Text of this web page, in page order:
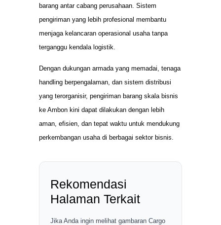
barang antar cabang perusahaan. Sistem
pengiriman yang lebih profesional membantu
menjaga kelancaran operasional usaha tanpa
terganggu kendala logistik.
Dengan dukungan armada yang memadai, tenaga
handling berpengalaman, dan sistem distribusi
yang terorganisir, pengiriman barang skala bisnis
ke Ambon kini dapat dilakukan dengan lebih
aman, efisien, dan tepat waktu untuk mendukung
perkembangan usaha di berbagai sektor bisnis.
Rekomendasi
Halaman Terkait
Jika Anda ingin melihat gambaran Cargo